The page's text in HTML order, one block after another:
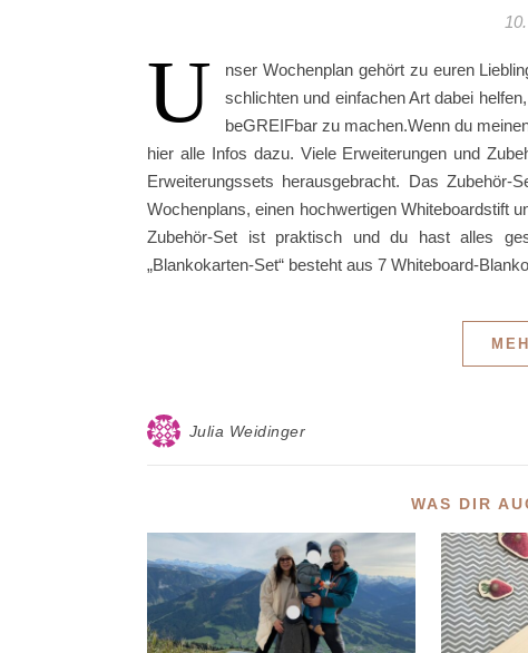
U
nser Wochenplan gehört zu euren
schlichten und einfachen Art dabei
beGREIFbar zu machen.Wenn du
hier alle Infos dazu. Viele Erweiterungen und
Erweiterungssets herausgebracht. Das Zubehör-
Wochenplans, einen hochwertigen Whiteboardstift
Zubehör-Set ist praktisch und du hast alles
„Blankokarten-Set“ besteht aus 7 Whiteboard-
Julia Weidinger
WAS DIR